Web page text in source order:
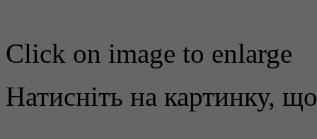
Click on image to enlarge
Натисніть на картинку,